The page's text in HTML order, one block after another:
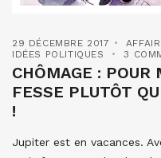
29 DÉCEMBRE 2017
IDÉES POLITIQUES
3
CHÔMAGE : POUR
FESSE PLUTÔT
!
Jupiter est en vacances.